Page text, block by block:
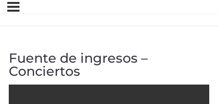
Fuente de ingresos –
Conciertos